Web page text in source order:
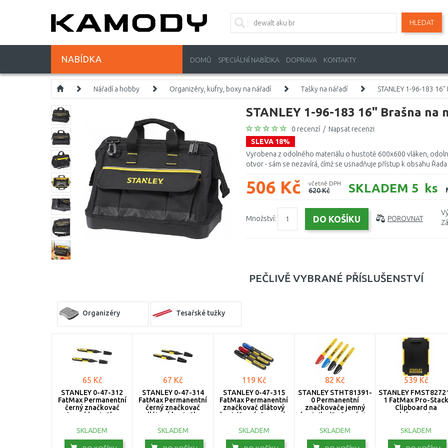
HLEDAT
NABÍDKA DOMŮ SPECIÁLNÍ NABÍDKA DOPRAVA KONTAKTY
Nářadí a hobby Organizéry, kufry, boxy na nářadí Tašky na nářadí STANLEY 1-96-183
STANLEY 1-96-183 16" Brašna na
0 recenzí / Napsat recenzi
SLEVA 18%
Vyrobena z odolného materiálu o hustotě 600x600 vláken,
otvor - sám se nezavírá, čímž se usnadňuje přístup k obsahu
506 Kč včetně DPH
620 Kč SKLADEM 5 ks
Množství: POROVNAT
PEČLIVĚ VYBRANÉ PŘÍSLUŠENSTVÍ
Organizéry Tesařské tužky
65 Kč
STANLEY 0-47-312
FatMax Permanentní
černý značkovač
jemný hrot, 2ks
SKLADEM
67 Kč
STANLEY 0-47-314
FatMax Permanentní
černý značkovač
dlátový hrot, 2ks
SKLADEM
119 Kč
STANLEY 0-47-315
FatMax Permanentní
značkovač dlátový
hrot (černý, červený,
SKLADEM
82 Kč
STANLEY STHT81391-
0 Permanentní
značkovače jemný
hrot 4ks (2x černý; 1x
SKLADEM
539 Kč
STANLEY
1 FatMax Pro-Stack
Clipboard na
dokumenty
SKLADEM